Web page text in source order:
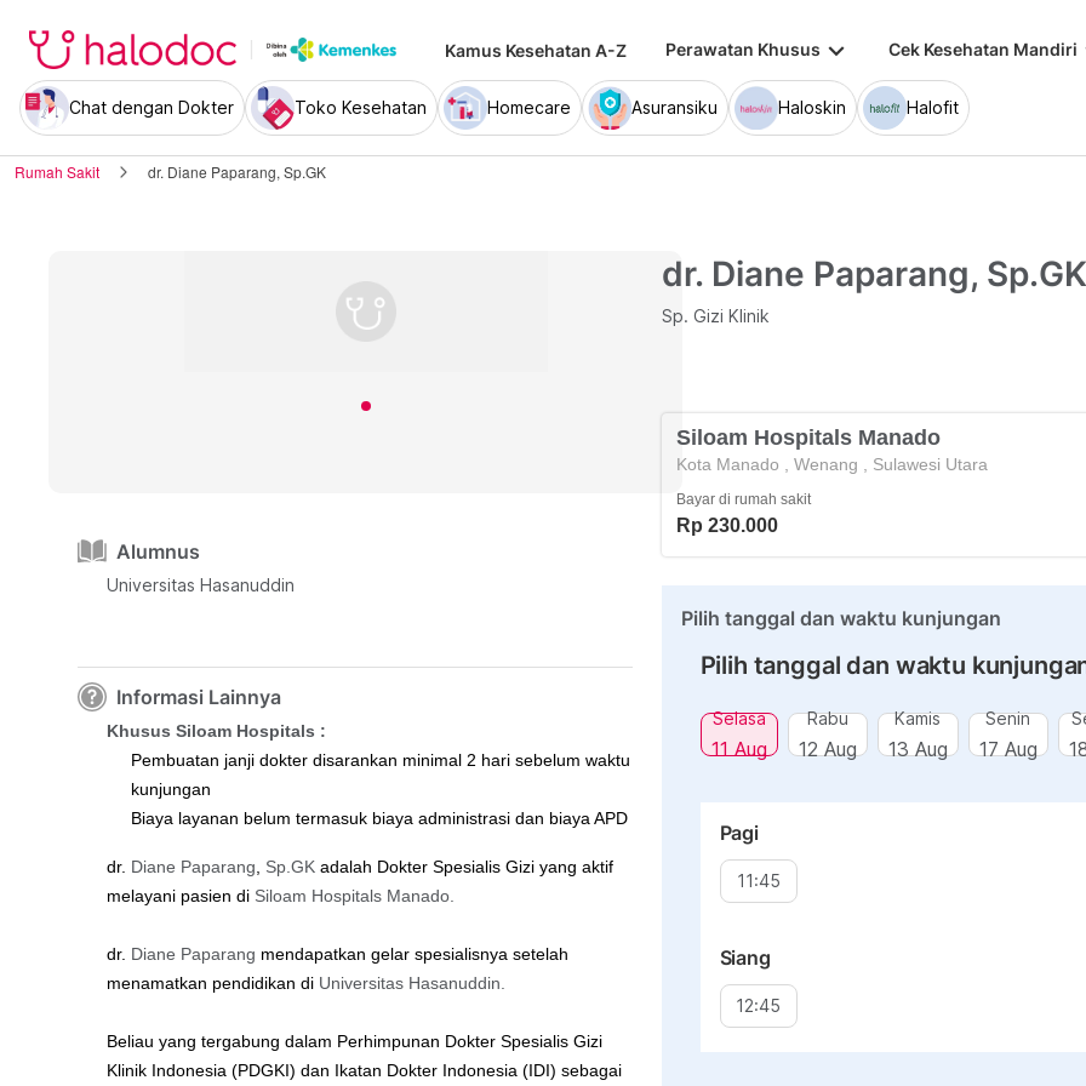
Kamus Kesehatan A-Z Perawatan Khusus keyboard_arrow_down Cek Kesehatan Mandiri
Chat dengan Dokter Toko Kesehatan Homecare Asuransiku Haloskin Halofit
Rumah Sakit dr. Diane Paparang, Sp.GK
Alumnus
Universitas Hasanuddin
Informasi Lainnya
Khusus Siloam Hospitals :
Pembuatan janji dokter disarankan minimal 2 hari sebelum waktu
kunjungan
Biaya layanan belum termasuk biaya administrasi dan biaya APD
dr. Diane Paparang Sp.GK adalah Dokter Spesialis Gizi yang aktif
melayani pasien di Siloam Hospitals Manado.
dr. Diane Paparang mendapatkan gelar spesialisnya setelah
menamatkan pendidikan di Universitas Hasanuddin.
Beliau yang tergabung dalam Perhimpunan Dokter Spesialis Gizi
Klinik Indonesia (PDGKI) dan Ikatan Dokter Indonesia (IDI) sebagai
dr. Diane Paparang, Sp.GK
Sp. Gizi Klinik
Siloam Hospitals Manado
Kota Manado Wenang Sulawesi Utara
Bayar di rumah sakit
Rp 230.000
Pilih tanggal dan waktu kunjungan
Pilih tanggal dan waktu
Selasa
11 Aug
Rabu
12 Aug
Kamis
13 Aug
Senin
17 Aug
Pagi
11:45
Siang
12:45